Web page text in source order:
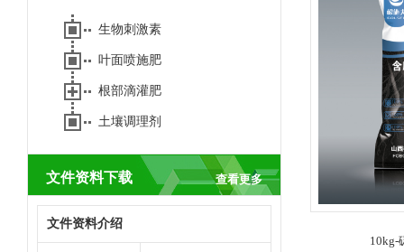
生物刺激素
叶面喷施肥
根部滴灌肥
土壤调理剂
文件资料下载 查看更多
文件资料介绍
10kg-